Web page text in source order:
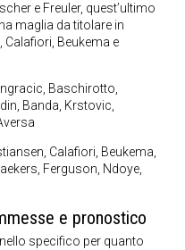
e Freuler, quest’ultimo
maglia da titolare in
Beukema e
Baschirotto,
Banda, Krstovic,
Calafiori, Beukema,
Ferguson, Ndoye,
e pronostico
specifico per quanto